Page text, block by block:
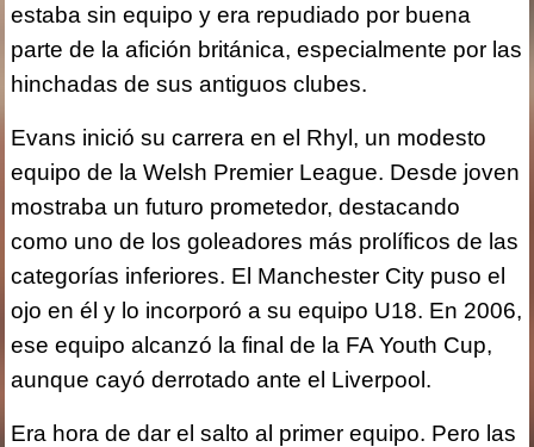
estaba sin equipo y era repudiado por buena
parte de la afición británica, especialmente por las
hinchadas de sus antiguos clubes.
Evans inició su carrera en el Rhyl, un modesto
equipo de la Welsh Premier League. Desde joven
mostraba un futuro prometedor, destacando
como uno de los goleadores más prolíficos de las
categorías inferiores. El Manchester City puso el
ojo en él y lo incorporó a su equipo U18. En 2006,
ese equipo alcanzó la final de la FA Youth Cup,
aunque cayó derrotado ante el Liverpool.
Era hora de dar el salto al primer equipo. Pero las